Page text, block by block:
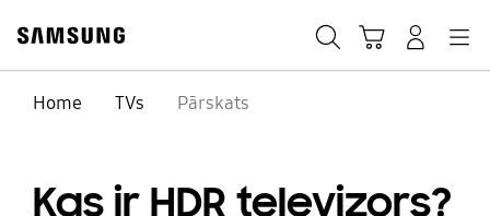
content
accessibility
help
Home TVs Pārskats
Kas ir HDR televizors?